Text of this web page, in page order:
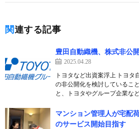
関連する記事
豊田自動織機、株式非公
2025.04.28
トヨタなど出資案浮上 トヨ
の非公開化を検討しているこ
と、トヨタやグループ企業な
マンション管理人が宅配
のサービス開始目指す